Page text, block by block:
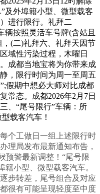
及外埠籍小型、微型载客
进行限行。礼拜二
辆按照灵活车号牌(含姑且
(二)礼拜六、礼拜天因节
域性污染过程，木曜日
成都当地宝将为你带来成
，限行时间为周一至周五
假期中想必大师对比成都
常态。成都2026年2月7日
、“尾号限行”车辆：所
载客汽车！
工做日一组上述限行时
理局发布最新通知布告，
预警最新调整！“尾号限
籍小型、微型载客汽车。
步转差，尾号组合及对应
很有可能呈现轻度至中度